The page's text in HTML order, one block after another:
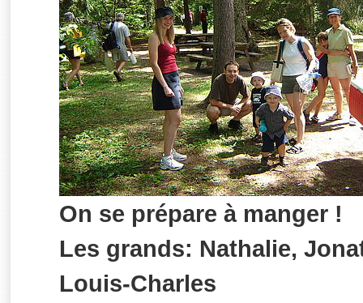
On se prépare à manger !
Les grands: Nathalie,
Louis-Charles